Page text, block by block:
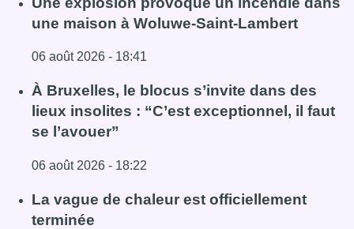
une maison à Woluwe-Saint-Lambert
06 août 2026 - 18:41
Lire l'article Une explosion provoque un incendie dans
À Bruxelles, le blocus s’invite dans des
lieux insolites : “C’est exceptionnel, il faut
se l’avouer”
06 août 2026 - 18:22
Lire l'article À Bruxelles, le blocus s’invite dans des lieux
La vague de chaleur est officiellement
terminée